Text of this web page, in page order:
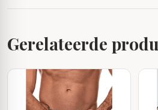
Gerelateerde